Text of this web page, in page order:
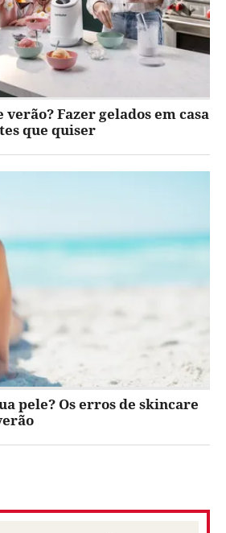
Fazer gelados em casa
que quiser
pele? Os erros de skincare